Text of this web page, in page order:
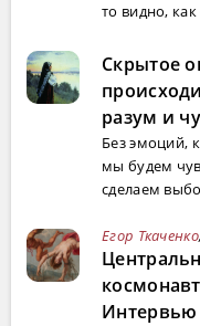
то видно,
Скрытое
разум и
Без эмоций,
мы будем
сделаем
Егор Ткаченко,
Интервью